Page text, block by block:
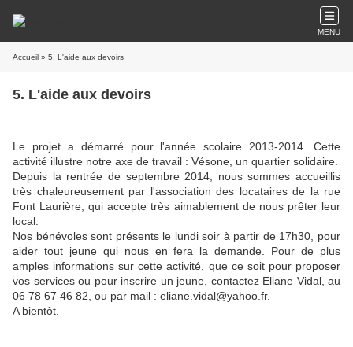
MENU
Accueil » 5. L'aide aux devoirs
5. L'aide aux devoirs
Le projet a démarré pour l'année scolaire 2013-2014. Cette
activité illustre notre axe de travail : Vésone, un quartier solidaire.
Depuis la rentrée de septembre 2014, nous sommes accueillis
très chaleureusement par l'association des locataires de la rue
Font Laurière, qui accepte très aimablement de nous prêter leur
local.
Nos bénévoles sont présents le lundi soir à partir de 17h30, pour
aider tout jeune qui nous en fera la demande. Pour de plus
amples informations sur cette activité, que ce soit pour proposer
vos services ou pour inscrire un jeune, contactez Eliane Vidal, au
06 78 67 46 82, ou par mail : eliane.vidal@yahoo.fr.
A bientôt.